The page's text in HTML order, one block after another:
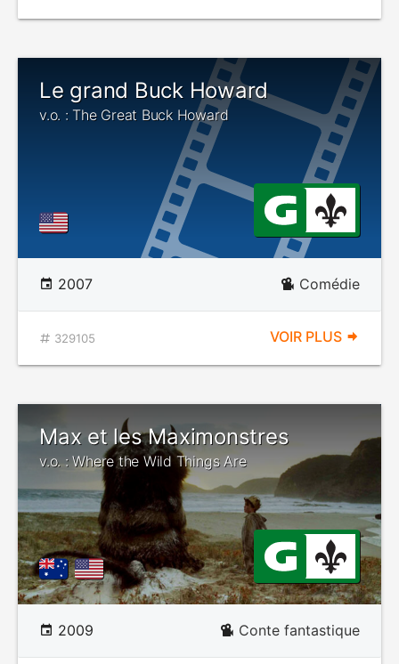
Le grand Buck Howard
v.o. : The Great Buck Howard
2007 Comédie
329105 VOIR PLUS
Max et les Maximonstres
v.o. : Where the Wild Things Are
2009 Conte fantastique